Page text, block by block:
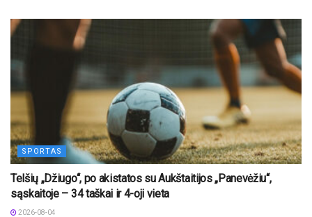
SPORTAS
Telšių „Džiugo“, po akistatos su Aukštaitijos „Panevėžiu“,
sąskaitoje – 34 taškai ir 4-oji vieta
2026-08-04